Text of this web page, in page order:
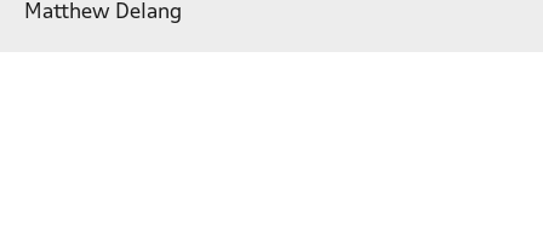
Matthew Delang